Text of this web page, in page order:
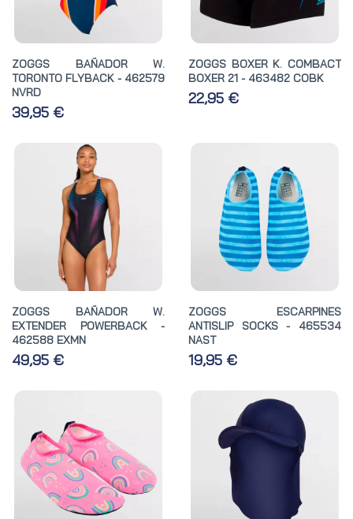
ZOGGS BAÑADOR W.
TORONTO FLYBACK - 462579
NVRD
39,95 €
ZOGGS BOXER K. COMBACT
BOXER 21 - 463482 COBK
22,95 €
ZOGGS BAÑADOR W.
EXTENDER POWERBACK -
462588 EXMN
49,95 €
ZOGGS ESCARPINES
ANTISLIP SOCKS - 465534
NAST
19,95 €